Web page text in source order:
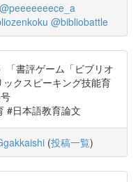
@peeeeeeece_a
@bibliobattle
「書評ゲーム「ビブリオ
クスピーキング技能育
#日本語教育論文
(投稿一覧)